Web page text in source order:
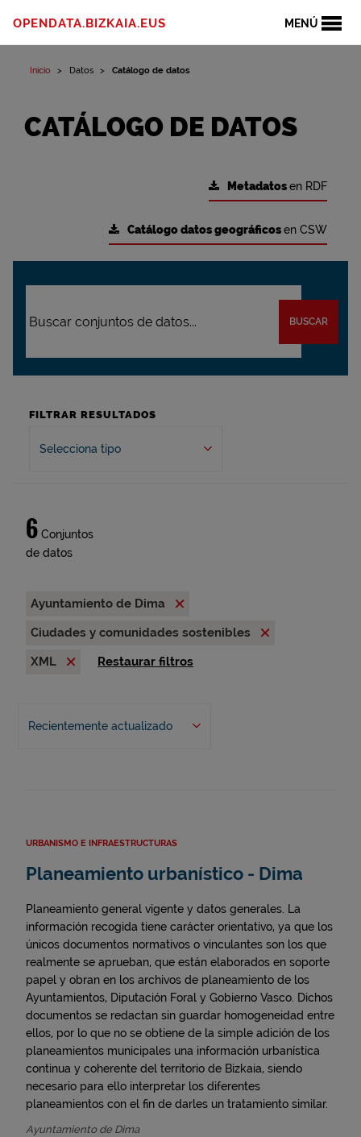
MENÚ
OPENDATA.BIZKAIA.EUS
Inicio Datos Catálogo de datos
CATÁLOGO DE DATOS
Metadatosen RDF
Catálogo datos geográficosen CSW
BUSCAR
FILTRAR RESULTADOS
Selecciona tipo
6 Conjuntos
de datos
Ayuntamiento de Dima
Ciudades y comunidades sostenibles
XML
Restaurar filtros
Recientemente actualizado
URBANISMO E INFRAESTRUCTURAS
Planeamiento urbanístico - Dima
Planeamiento general vigente y datos generales. La
información recogida tiene carácter orientativo, ya que los
únicos documentos normativos o vinculantes son los que
realmente se aprueban, que están elaborados en soporte
papel y obran en los archivos de planeamiento de los
Ayuntamientos, Diputación Foral y Gobierno Vasco. Dichos
documentos se redactan sin guardar homogeneidad entre
ellos, por lo que no se obtiene de la simple adición de los
planeamientos municipales una información urbanística
continua y coherente del territorio de Bizkaia, siendo
necesario para ello interpretar los diferentes
planeamientos con el fin de darles un tratamiento similar.
Ayuntamiento de Dima